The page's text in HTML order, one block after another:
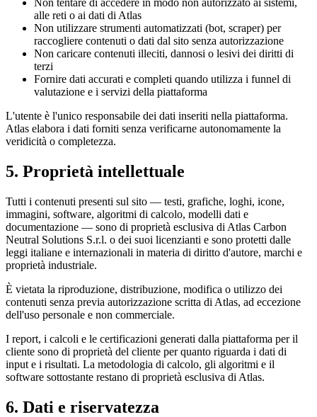
Non tentare di accedere in modo non autorizzato ai sistemi,
alle reti o ai dati di Atlas
Non utilizzare strumenti automatizzati (bot, scraper) per
raccogliere contenuti o dati dal sito senza autorizzazione
Non caricare contenuti illeciti, dannosi o lesivi dei diritti di
terzi
Fornire dati accurati e completi quando utilizza i funnel di
valutazione e i servizi della piattaforma
L'utente è l'unico responsabile dei dati inseriti nella piattaforma.
Atlas elabora i dati forniti senza verificarne autonomamente la
veridicità o completezza.
5. Proprietà intellettuale
Tutti i contenuti presenti sul sito — testi, grafiche, loghi, icone,
immagini, software, algoritmi di calcolo, modelli dati e
documentazione — sono di proprietà esclusiva di Atlas Carbon
Neutral Solutions S.r.l. o dei suoi licenzianti e sono protetti dalle
leggi italiane e internazionali in materia di diritto d'autore, marchi e
proprietà industriale.
È vietata la riproduzione, distribuzione, modifica o utilizzo dei
contenuti senza previa autorizzazione scritta di Atlas, ad eccezione
dell'uso personale e non commerciale.
I report, i calcoli e le certificazioni generati dalla piattaforma per il
cliente sono di proprietà del cliente per quanto riguarda i dati di
input e i risultati. La metodologia di calcolo, gli algoritmi e il
software sottostante restano di proprietà esclusiva di Atlas.
6. Dati e riservatezza